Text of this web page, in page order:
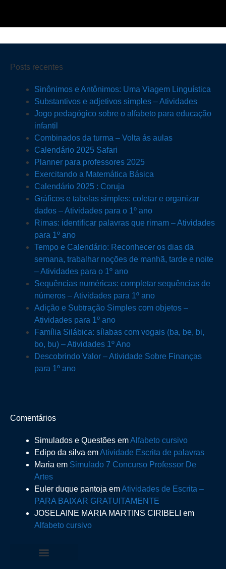
Posts recentes
Sinônimos e Antônimos: Uma Viagem Linguística
Substantivos e adjetivos simples – Atividades
Jogo pedagógico sobre o alfabeto para educação
infantil
Combinados da turma – Volta ás aulas
Calendário 2025 Safari
Planner para professores 2025
Exercitando a Matemática Básica
Calendário 2025 : Coruja
Gráficos e tabelas simples: coletar e organizar
dados – Atividades para o 1º ano
Rimas: identificar palavras que rimam – Atividades
para 1º ano
Tempo e Calendário: Reconhecer os dias da
semana, trabalhar noções de manhã, tarde e noite
– Atividades para o 1º ano
Sequências numéricas: completar sequências de
números – Atividades para 1º ano
Adição e Subtração Simples com objetos –
Atividades para 1º ano
Família Silábica: sílabas com vogais (ba, be, bi,
bo, bu) – Atividades 1º Ano
Descobrindo Valor – Atividade Sobre Finanças
para 1º ano
Comentários
Simulados e Questões emAlfabeto cursivo
Edipo da silva emAtividade Escrita de palavras
Maria em Simulado 7 Concurso Professor De
Artes
Euler duque pantoja emAtividades de Escrita –
PARA BAIXAR GRATUITAMENTE
JOSELAINE MARIA MARTINS CIRIBELI em
Alfabeto cursivo